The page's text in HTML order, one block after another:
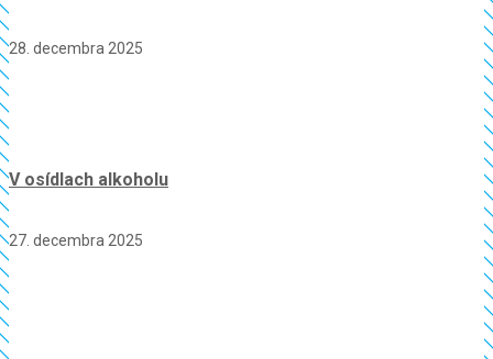
28. decembra 2025
V osídlach alkoholu
27. decembra 2025